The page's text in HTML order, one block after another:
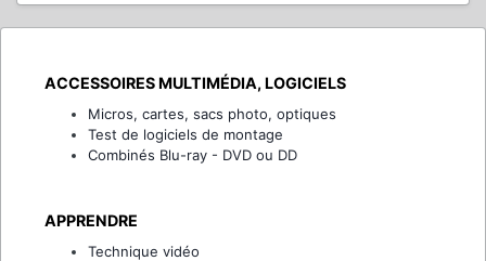
ACCESSOIRES MULTIMÉDIA, LOGICIELS
Micros, cartes, sacs photo, optiques
Test de logiciels de montage
Combinés Blu-ray - DVD ou DD
APPRENDRE
Technique vidéo